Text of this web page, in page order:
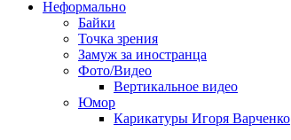
Неформально
Байки
Точка зрения
Замуж за иностранца
Фото/Видео
Вертикальное видео
Юмор
Карикатуры Игоря Варченко